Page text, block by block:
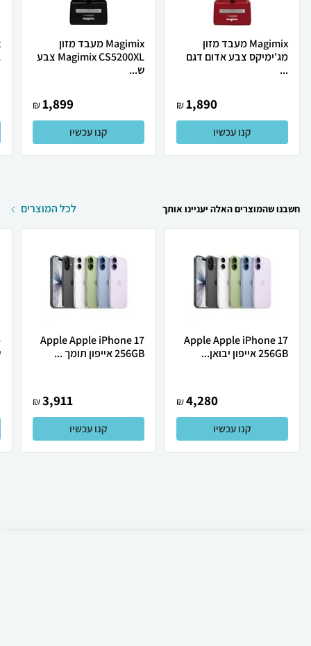
Magimix מעבד מזון
מג'ימיקס צבע אדום דגם
...
1,890
₪
קנו עכשיו
Magimix מעבד מזון
Magimix CS5200XL צבע
ש...
1,899
₪
קנו עכשיו
חשבנו שהמוצרים האלה יעניינו אותך לכל המוצרים
Apple Apple iPhone 17
256GB אייפון יבואן...
4,280
₪
קנו עכשיו
Apple Apple iPhone 17
256GB אייפון תומך ...
3,911
₪
קנו עכשיו